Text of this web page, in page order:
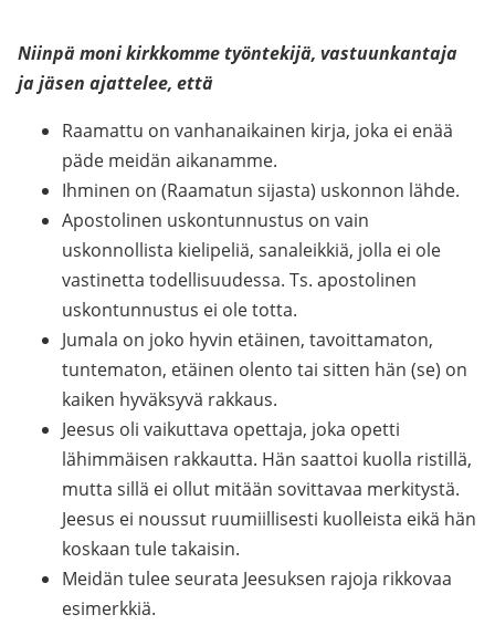
Niinpä moni kirkkomme työntekijä, vastuunkantaja
ja jäsen ajattelee, että
Raamattu on vanhanaikainen kirja, joka ei enää
päde meidän aikanamme.
Ihminen on (Raamatun sijasta) uskonnon lähde.
Apostolinen uskontunnustus on vain
uskonnollista kielipeliä, sanaleikkiä, jolla ei ole
vastinetta todellisuudessa. Ts. apostolinen
uskontunnustus ei ole totta.
Jumala on joko hyvin etäinen, tavoittamaton,
tuntematon, etäinen olento tai sitten hän (se) on
kaiken hyväksyvä rakkaus.
Jeesus oli vaikuttava opettaja, joka opetti
lähimmäisen rakkautta. Hän saattoi kuolla ristillä,
mutta sillä ei ollut mitään sovittavaa merkitystä.
Jeesus ei noussut ruumiillisesti kuolleista eikä hän
koskaan tule takaisin.
Meidän tulee seurata Jeesuksen rajoja rikkovaa
esimerkkiä.